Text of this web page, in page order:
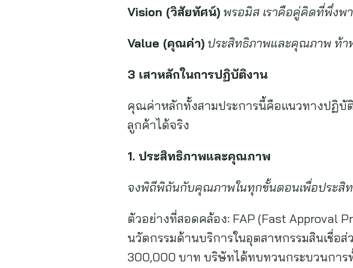
Vision (วิสัยทัศน์) พรอมิส เราคือคู่คิดที่พึ่งพ
Value (คุณค่า) ประสิทธิภาพและคุณภาพ ท้า
3 เสาหลักในการปฏิบัติงาน
คุณค่าหลักทั้งสามประการนี้คือแนวทางปฏิบั
ลูกค้าได้จริง
1. ประสิทธิภาพและคุณภาพ
จงพิถีพิถันกับคุณภาพในทุกขั้นตอนเพื่อประสิ
ตัวอย่างที่สอดคล้อง: FAP (Fast Approval
นวัตกรรมด้านบริการในอุตสาหกรรมสินเชื่อ
300,000 บาท บริษัทได้ทบทวนกระบวนการทั้